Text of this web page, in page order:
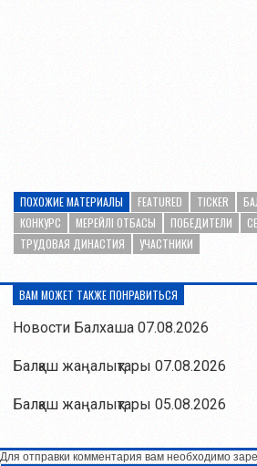
ПОХОЖИЕ МАТЕРИАЛЫ FEATURED TICKER
КОНКУРС
МЕРЕЙЛІ ОТБАСЫ ПОБЕДИТЕЛИ
ТРУДОВАЯ ДИНАСТИЯ
УЧАСТНИКИ
ВАМ МОЖЕТ ТАКЖЕ ПОНРАВИТЬСЯ
Новости Балхаша 07.08.2026
Балқаш жаңалықтары 07.08.2026
Балқаш жаңалықтары 05.08.2026
Для отправки комментария вам необходимо